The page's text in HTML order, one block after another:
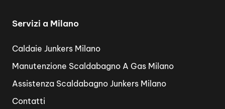
Servizi a Milano
Caldaie Junkers Milano
Manutenzione Scaldabagno A Gas Milano
Assistenza Scaldabagno Junkers Milano
Contatti